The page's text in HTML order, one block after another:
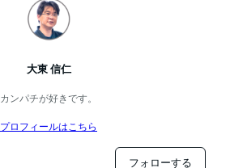
大東 信仁
カンパチが好きです。
プロフィールはこちら
フォローする